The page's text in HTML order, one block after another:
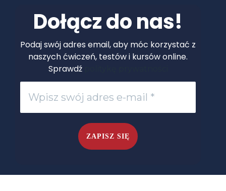
Dołącz do nas!
Podaj swój adres email, aby móc korzystać z
naszych ćwiczeń, testów i kursów online.
Sprawdź